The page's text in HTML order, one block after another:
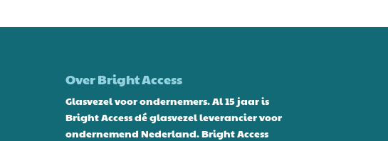
Over Bright Access
Glasvezel voor ondernemers. Al 15 jaar is
Bright Access dé glasvezel leverancier voor
ondernemend Nederland. Bright Access